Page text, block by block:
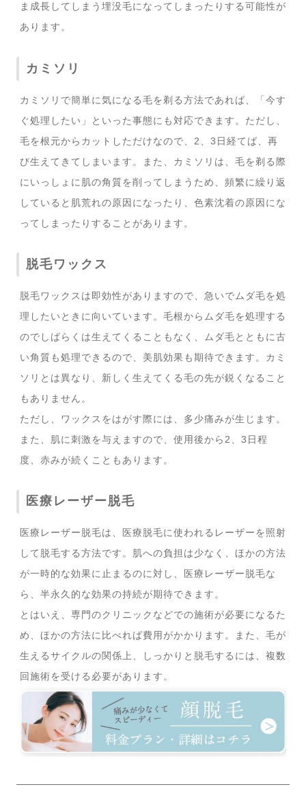
ま成長してしまう埋没毛になってしまったりする可能性が
あります。
カミソリ
カミソリで簡単に気になる毛を剃る方法であれば、「今す
ぐ処理したい」といった事態にも対応できます。ただし、
毛を根元からカットしただけなので、2、3日経てば、再
び生えてきてしまいます。また、カミソリは、毛を剃る際
にいっしょに肌の角質を削ってしまうため、頻繁に繰り返
していると肌荒れの原因になったり、色素沈着の原因にな
ってしまったりすることがあります。
脱毛ワックス
脱毛ワックスは即効性がありますので、急いでムダ毛を処
理したいときに向いています。毛根からムダ毛を処理する
のでしばらくは生えてくることもなく、ムダ毛とともに古
い角質も処理できるので、美肌効果も期待できます。カミ
ソリとは異なり、新しく生えてくる毛の先が鋭くなること
もありません。
ただし、ワックスをはがす際には、多少痛みが生じます。
また、肌に刺激を与えますので、使用後から2、3日程
度、赤みが続くこともあります。
医療レーザー脱毛
医療レーザー脱毛は、医療脱毛に使われるレーザーを照射
して脱毛する方法です。肌への負担は少なく、ほかの方法
が一時的な効果に止まるのに対し、医療レーザー脱毛な
ら、半永久的な効果の持続が期待できます。
とはいえ、専門のクリニックなどでの施術が必要になるた
め、ほかの方法に比べれば費用がかかります。また、毛が
生えるサイクルの関係上、しっかりと脱毛するには、複数
回施術を受ける必要があります。